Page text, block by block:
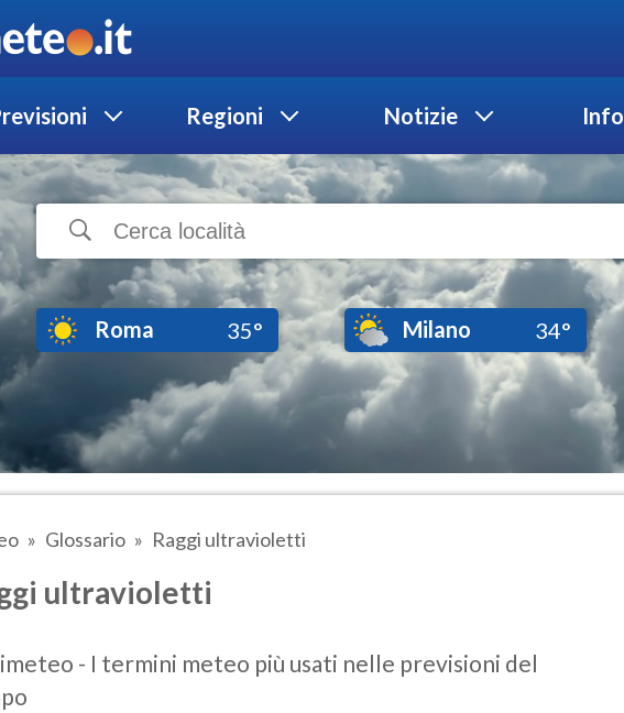
Regioni Notizie Info
Roma 35° Milano 34°
Glossario Raggi ultravioletti
ultravioletti
- I termini meteo più usati nelle previsioni del